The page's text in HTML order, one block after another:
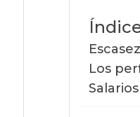
Los